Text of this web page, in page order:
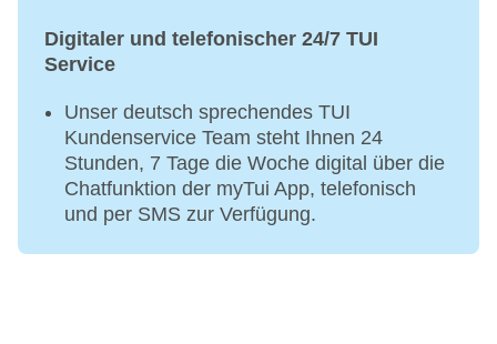
Digitaler und telefonischer 24/7 TUI
Service
Unser deutsch sprechendes TUI
Kundenservice Team steht Ihnen 24
Stunden, 7 Tage die Woche digital über die
Chatfunktion der myTui App, telefonisch
und per SMS zur Verfügung.